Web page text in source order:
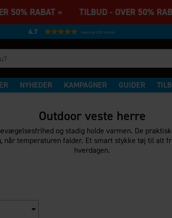
RABAT » TILBUD - OVER 50%
4.7 Baseret på 27231 stemmer
NYHEDER KAMPAGNER GUIDER
Outdoor veste herre
og stadig holde varmen. De
når temperaturen falder. Et smart stykke tøj til alt
hverdagen.